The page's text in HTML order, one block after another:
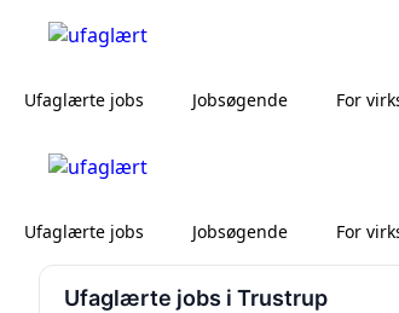
Ufaglærte jobs Jobsøgende For
Ufaglærte jobs Jobsøgende For
Ufaglærte jobs i Trustrup